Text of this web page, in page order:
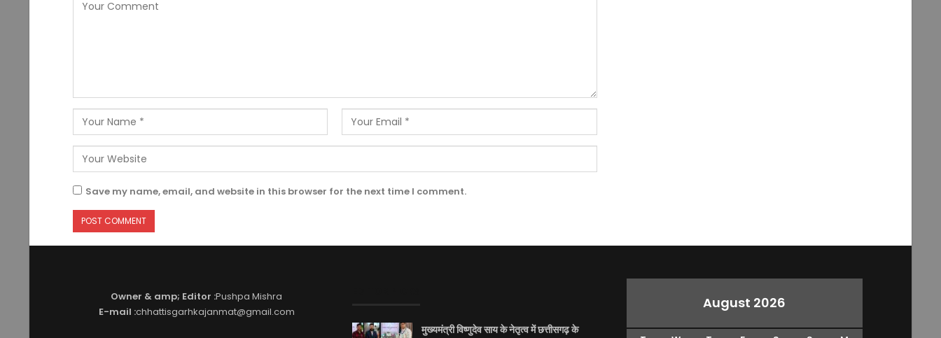
Save my name, email, and website in this browser for the next time I comment.
Owner & amp; Editor :Pushpa Mishra
E-mail :chhattisgarhkajanmat@gmail.com
मुख्यमंत्री विष्णुदेव साय के नेतृत्व में छत्तीसगढ़ के
August 2026